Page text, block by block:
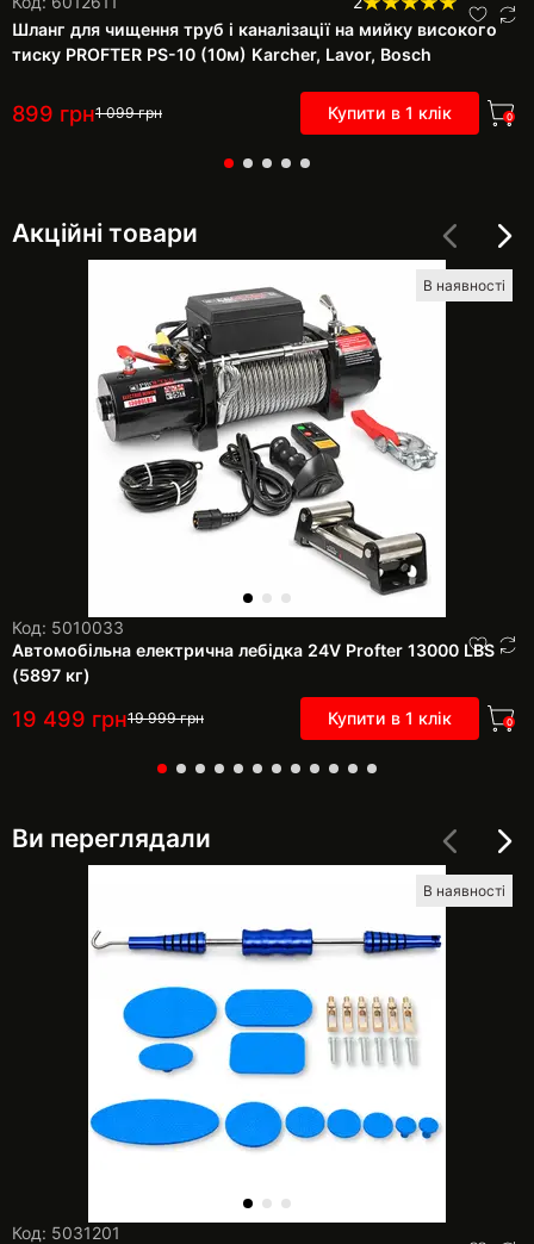
Шланг для чищення труб і каналізації на мийку високого
тиску PROFTER PS-10 (10м) Karcher, Lavor, Воѕсһ
899 грн1 099грн Купити в 1 клік 0
Акційні товари
В наявності
Код: 5010033
Автомобільна електрична лебідка 24V Profter 13000 LBS
(5897 кг)
19 499 грн19 999грн Купити в 1 клік 0
Ви переглядали
В наявності
Код: 5031201